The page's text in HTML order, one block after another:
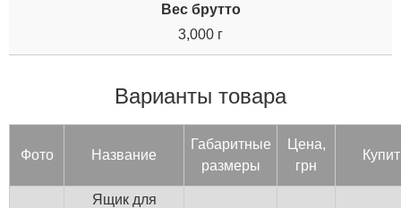
Вес брутто
3,000 г
Варианты товара
Фото Название
Га­барит­ные
раз­ме­ры
Цена,
грн
Ящик для